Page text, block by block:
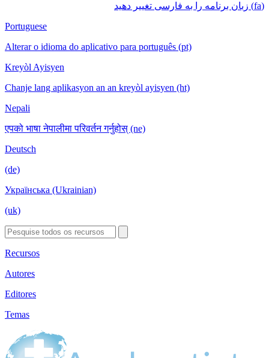
(fa) زبان برنامه را به فارسی تغییر دهید
Portuguese
Alterar o idioma do aplicativo para português (pt)
Kreyòl Ayisyen
Chanje lang aplikasyon an an kreyòl ayisyen (ht)
Nepali
एपको भाषा नेपालीमा परिवर्तन गर्नुहोस् (ne)
Deutsch
(de)
Українська (Ukrainian)
(uk)
Recursos
Autores
Editores
Temas